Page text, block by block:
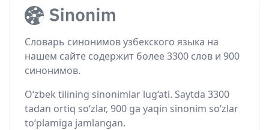
Словарь синонимов узбекского языка на
нашем сайте содержит более 3300 слов и 900
синонимов.
O‘zbek tilining sinonimlar lug‘ati. Saytda 3300
tadan ortiq so‘zlar, 900 ga yaqin sinonim so‘zlar
to‘plamiga jamlangan.